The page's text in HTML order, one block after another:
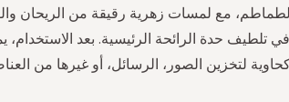
مع لمسات زهرية رقيقة من الريحان
في تلطيف حدة الرائحة الرئيسية. بعد الاستخدام،
لتخزين الصور، الرسائل، أو غيرها من